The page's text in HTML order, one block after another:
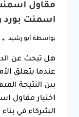
اسمنت بورد
بواسطة أبو رشيد
​هل تبحث عن
عندما يتعلق
بين النتيجة
اختيار مقاول
الشركاء في